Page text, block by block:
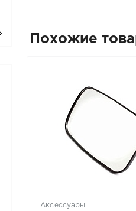
Похожие
Аксессуары